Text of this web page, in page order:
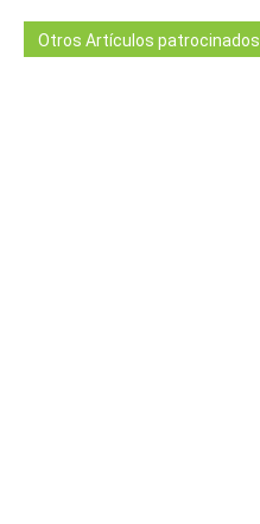
Otros Artículos patrocinados